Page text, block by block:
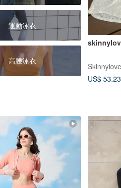
運動泳衣
高腰泳衣
Skinnylove
US$ 53.23